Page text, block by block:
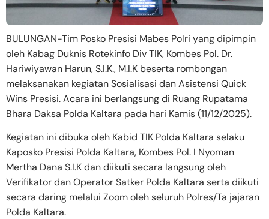
BULUNGAN-Tim Posko Presisi Mabes Polri yang dipimpin
oleh Kabag Duknis Rotekinfo Div TIK, Kombes Pol. Dr.
Hariwiyawan Harun, S.I.K., M.I.K beserta rombongan
melaksanakan kegiatan Sosialisasi dan Asistensi Quick
Wins Presisi. Acara ini berlangsung di Ruang Rupatama
Bhara Daksa Polda Kaltara pada hari Kamis (11/12/2025).
​Kegiatan ini dibuka oleh Kabid TIK Polda Kaltara selaku
Kaposko Presisi Polda Kaltara, Kombes Pol. I Nyoman
Mertha Dana S.I.K dan diikuti secara langsung oleh
Verifikator dan Operator Satker Polda Kaltara serta diikuti
secara daring melalui Zoom oleh seluruh Polres/Ta jajaran
Polda Kaltara.